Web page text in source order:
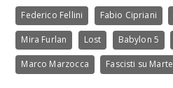
Federico Fellini Fabio Cipriani
Mira Furlan Lost Babylon 5
Marco Marzocca Fascisti su Marte